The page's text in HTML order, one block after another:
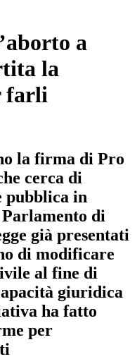
a
la
farli
la firma di Pro
cerca di
pubblica in
di
già presentati
di modificare
al fine di
giuridica
ha fatto
per